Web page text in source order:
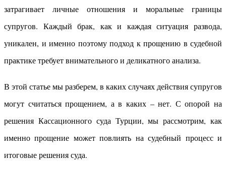
затрагивает личные отношения и моральные границы
супругов. Каждый брак, как и каждая ситуация развода,
уникален, и именно поэтому подход к прощению в судебной
практике требует внимательного и деликатного анализа.
В этой статье мы разберем, в каких случаях действия супругов
могут считаться прощением, а в каких – нет. С опорой на
решения Кассационного суда Турции, мы рассмотрим, как
именно прощение может повлиять на судебный процесс и
итоговые решения суда.